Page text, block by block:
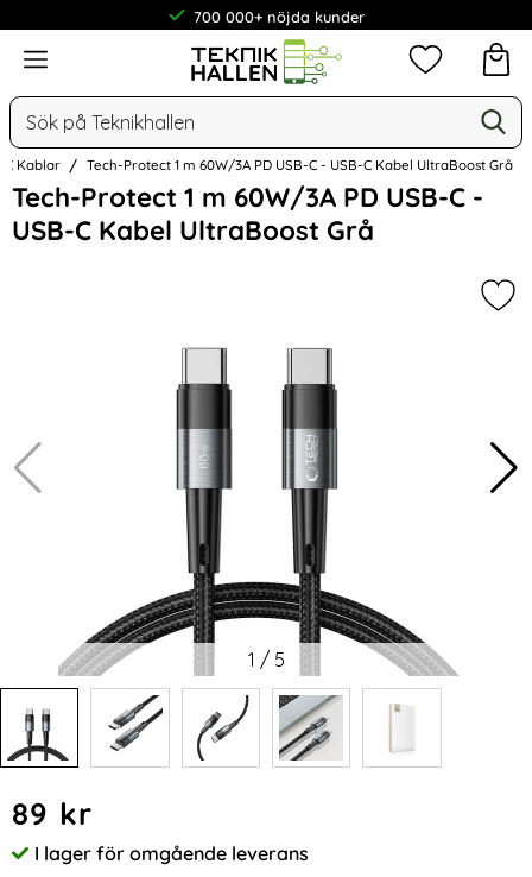
700 000+ nöjda kunder
Meny
Sök
Mina
C Kablar Tech-Protect 1 m 60W/3A PD USB-C - USB-C Kabel UltraBoost Grå
Tech-Protect 1 m 60W/3A PD USB-C -
USB-C Kabel UltraBoost Grå
Hoppa
över
Bilder
1 / 5
pris
89 kr
Tillgänglighet:
I lager för omgående leverans